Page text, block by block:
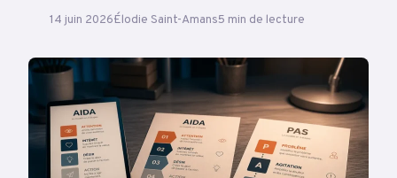
14 juin 2026Élodie Saint-Amans5 min de lecture